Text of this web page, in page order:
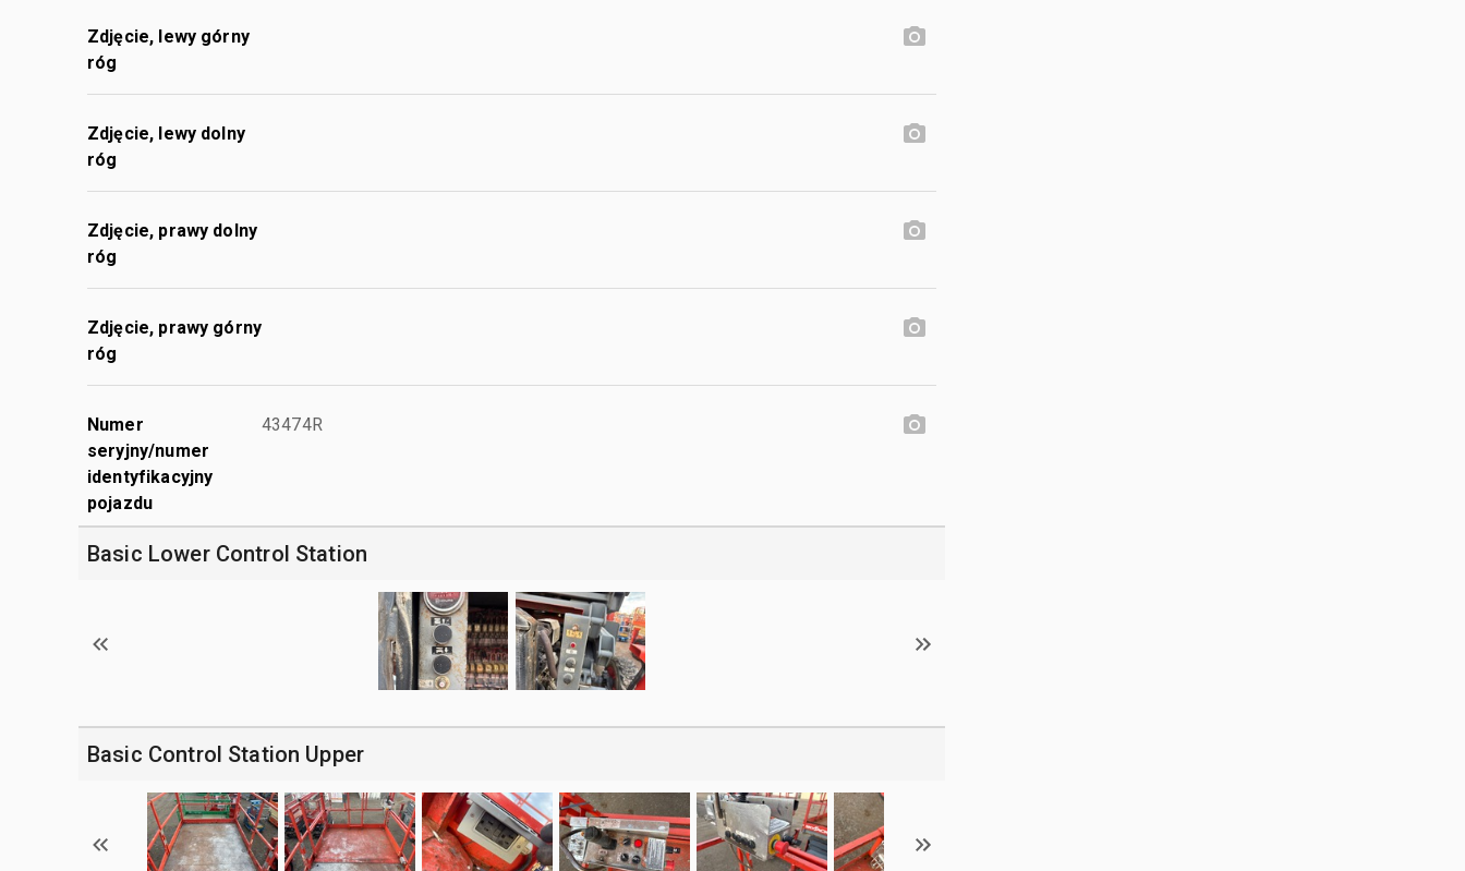
Zdjęcie, lewy górny
róg
Zdjęcie, lewy dolny
róg
Zdjęcie, prawy dolny
róg
Zdjęcie, prawy górny
róg
Numer
seryjny/numer
identyfikacyjny
pojazdu
43474R
Basic Lower Control Station
Basic Control Station Upper